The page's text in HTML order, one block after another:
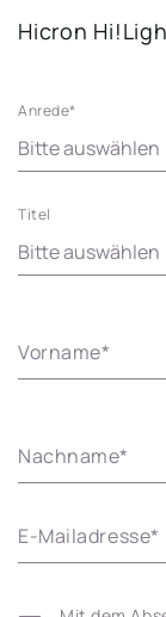
Hicron
Anrede*
Titel
Vorname*
Nachname*
E-Mailadresse*